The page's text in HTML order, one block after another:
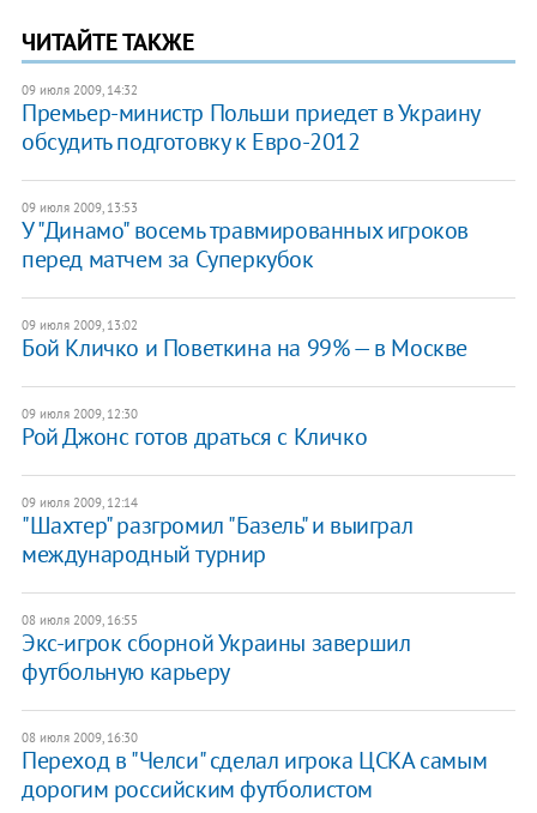
ЧИТАЙТЕ ТАКЖЕ
09 июля 2009, 14:32
Премьер-министр Польши приедет в Украину
обсудить подготовку к Евро-2012
09 июля 2009, 13:53
У "Динамо" восемь травмированных игроков
перед матчем за Суперкубок
09 июля 2009, 13:02
Бой Кличко и Поветкина на 99% — в Москве
09 июля 2009, 12:30
Рой Джонс готов драться с Кличко
09 июля 2009, 12:14
"Шахтер" разгромил "Базель" и выиграл
международный турнир
08 июля 2009, 16:55
Экс-игрок сборной Украины завершил
футбольную карьеру
08 июля 2009, 16:30
Переход в "Челси" сделал игрока ЦСКА самым
дорогим российским футболистом